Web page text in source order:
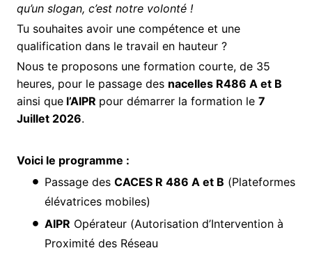
qu’un slogan, c’est notre volonté !
Tu souhaites avoir une compétence et une
qualification dans le travail en hauteur ?
Nous te proposons une formation courte, de 35
heures, pour le passage des nacelles R486 A et B
ainsi que l’AIPR pour démarrer la formation le 7
Juillet 2026.
Voici le programme :
Passage des CACES R 486 A et B (Plateformes
élévatrices mobiles)
AIPR Opérateur (Autorisation d’Intervention à
Proximité des Réseau